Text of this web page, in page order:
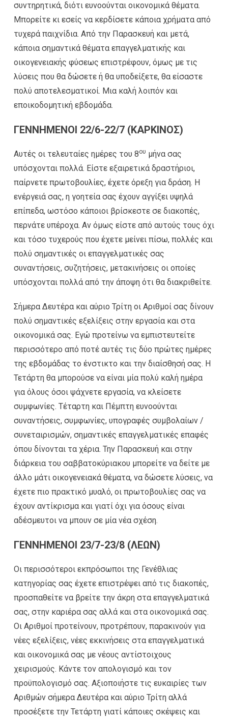
συντηρητικά, διότι ευνοούνται οικονομικά θέματα.
Μπορείτε κι εσείς να κερδίσετε κάποια χρήματα από
τυχερά παιχνίδια. Από την Παρασκευή και μετά,
κάποια σημαντικά θέματα επαγγελματικής και
οικογενειακής φύσεως επιστρέφουν, όμως με τις
λύσεις που θα δώσετε ή θα υποδείξετε, θα είσαστε
πολύ αποτελεσματικοί. Μια καλή λοιπόν και
εποικοδομητική εβδομάδα.
ΓΕΝΝΗΜΕΝΟΙ 22/6-22/7 (ΚΑΡΚΙΝΟΣ)
Αυτές οι τελευταίες ημέρες του 8ου μήνα σας
υπόσχονται πολλά. Είστε εξαιρετικά δραστήριοι,
παίρνετε πρωτοβουλίες, έχετε όρεξη για δράση. Η
ενέργειά σας, η γοητεία σας έχουν αγγίξει υψηλά
επίπεδα, ωστόσο κάποιοι βρίσκεστε σε διακοπές,
περνάτε υπέροχα. Αν όμως είστε από αυτούς τους όχι
και τόσο τυχερούς που έχετε μείνει πίσω, πολλές και
πολύ σημαντικές οι επαγγελματικές σας
συναντήσεις, συζητήσεις, μετακινήσεις οι οποίες
υπόσχονται πολλά από την άποψη ότι θα διακριθείτε.
Σήμερα Δευτέρα και αύριο Τρίτη οι Αριθμοί σας δίνουν
πολύ σημαντικές εξελίξεις στην εργασία και στα
οικονομικά σας. Εγώ προτείνω να εμπιστευτείτε
περισσότερο από ποτέ αυτές τις δύο πρώτες ημέρες
της εβδομάδας το ένστικτο και την διαίσθησή σας. Η
Τετάρτη θα μπορούσε να είναι μία πολύ καλή ημέρα
για όλους όσοι ψάχνετε εργασία, να κλείσετε
συμφωνίες. Τέταρτη και Πέμπτη ευνοούνται
συναντήσεις, συμφωνίες, υπογραφές συμβολαίων /
συνεταιρισμών, σημαντικές επαγγελματικές επαφές
όπου δίνονται τα χέρια. Την Παρασκευή και στην
διάρκεια του σαββατοκύριακου μπορείτε να δείτε με
άλλο μάτι οικογενειακά θέματα, να δώσετε λύσεις, να
έχετε πιο πρακτικό μυαλό, οι πρωτοβουλίες σας να
έχουν αντίκρισμα και γιατί όχι για όσους είναι
αδέσμευτοι να μπουν σε μία νέα σχέση.
ΓΕΝΝΗΜΕΝΟΙ 23/7-23/8 (ΛΕΩΝ)
Οι περισσότεροι εκπρόσωποι της Γενέθλιας
κατηγορίας σας έχετε επιστρέψει από τις διακοπές,
προσπαθείτε να βρείτε την άκρη στα επαγγελματικά
σας, στην καριέρα σας αλλά και στα οικονομικά σας.
Οι Αριθμοί προτείνουν, προτρέπουν, παρακινούν για
νέες εξελίξεις, νέες εκκινήσεις στα επαγγελματικά
και οικονομικά σας με νέους αντίστοιχους
χειρισμούς. Κάντε τον απολογισμό και τον
προϋπολογισμό σας. Αξιοποιήστε τις ευκαιρίες των
Αριθμών σήμερα Δευτέρα και αύριο Τρίτη αλλά
προσέξετε την Τετάρτη γιατί κάποιες σκέψεις και